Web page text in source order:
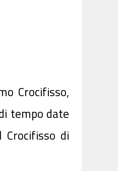
Crocifisso,
tempo date
di